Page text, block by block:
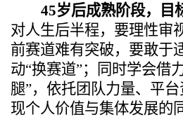
45岁后成熟阶段，目
对人生后半程，要理性审
前赛道难有突破，要敢于
动“换赛道”；同时学会借
腿”，依托团队力量、平
现个人价值与集体发展的